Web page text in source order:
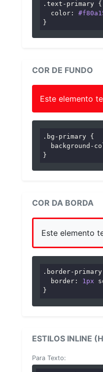
.text-primary {
color :
}
COR DE FUNDO
Este elemento
.bg-primary {
background-
}
COR DA BORDA
Este elemento
.border-primary
border : 1px
}
ESTILOS INLINE
Para Texto: